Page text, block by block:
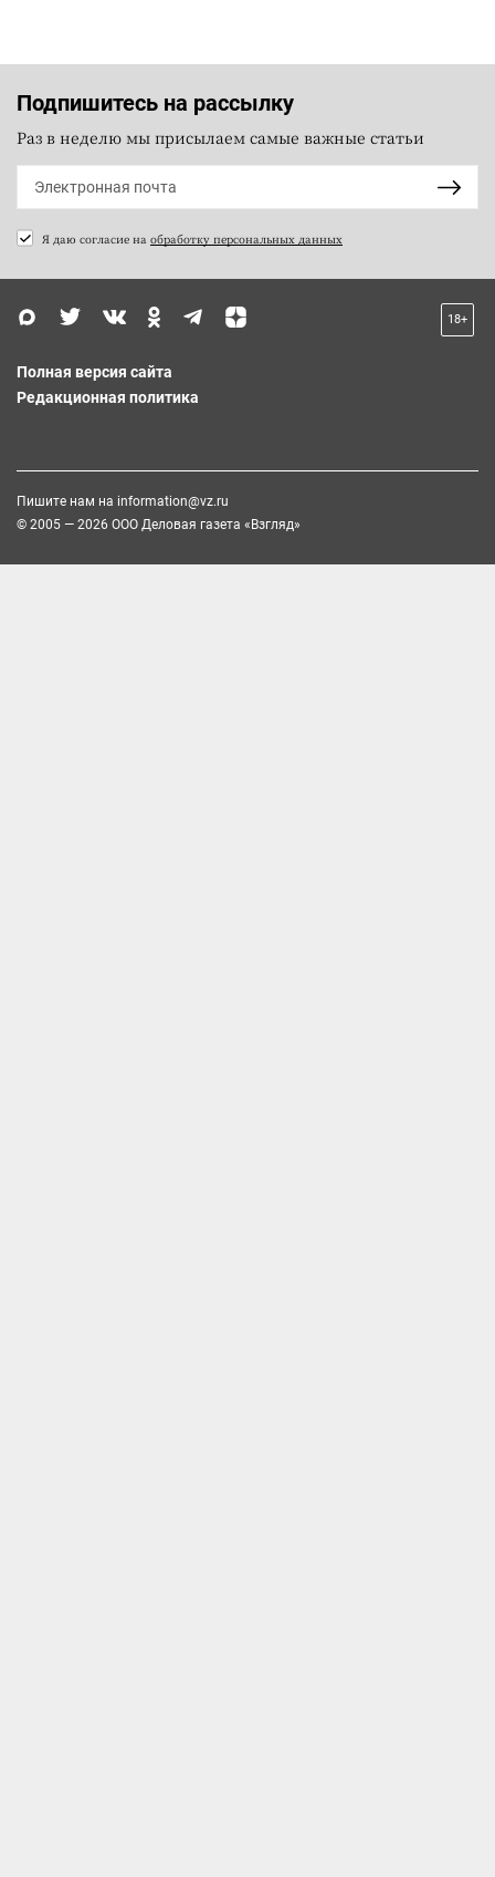
Подпишитесь на рассылку
Раз в неделю мы присылаем самые важные статьи
Я даю согласие на обработку персональных данных
18+
Полная версия сайта
Редакционная политика
Пишите нам на information@vz.ru
© 2005 — 2026 ООО Деловая газета «Взгляд»